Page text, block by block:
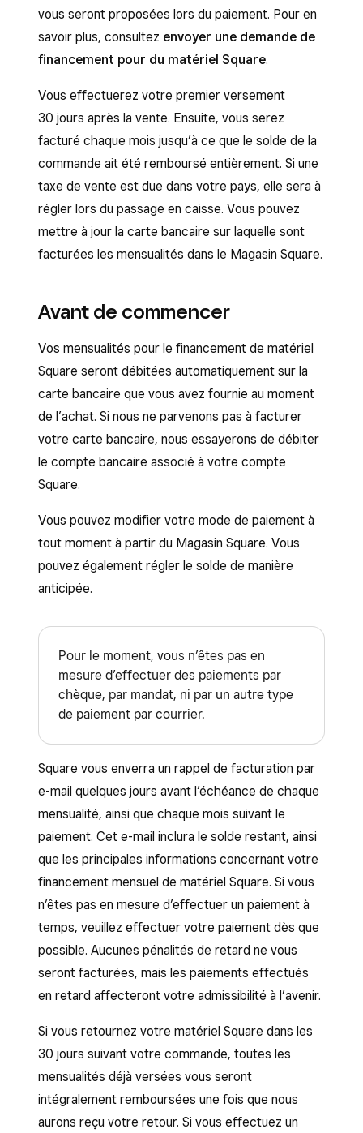
vous seront proposées lors du paiement. Pour en
savoir plus, consultez envoyer une demande de
financement pour du matériel Square.
Vous effectuerez votre premier versement
30 jours après la vente. Ensuite, vous serez
facturé chaque mois jusqu’à ce que le solde de la
commande ait été remboursé entièrement. Si une
taxe de vente est due dans votre pays, elle sera à
régler lors du passage en caisse. Vous pouvez
mettre à jour la carte bancaire sur laquelle sont
facturées les mensualités dans le Magasin Square.
Avant de commencer
Vos mensualités pour le financement de matériel
Square seront débitées automatiquement sur la
carte bancaire que vous avez fournie au moment
de l’achat. Si nous ne parvenons pas à facturer
votre carte bancaire, nous essayerons de débiter
le compte bancaire associé à votre compte
Square.
Vous pouvez modifier votre mode de paiement à
tout moment à partir du Magasin Square. Vous
pouvez également régler le solde de manière
anticipée.
Pour le moment, vous n’êtes pas en
mesure d’effectuer des paiements par
chèque, par mandat, ni par un autre type
de paiement par courrier.
Square vous enverra un rappel de facturation par
e-mail quelques jours avant l’échéance de chaque
mensualité, ainsi que chaque mois suivant le
paiement. Cet e-mail inclura le solde restant, ainsi
que les principales informations concernant votre
financement mensuel de matériel Square. Si vous
n’êtes pas en mesure d’effectuer un paiement à
temps, veuillez effectuer votre paiement dès que
possible. Aucunes pénalités de retard ne vous
seront facturées, mais les paiements effectués
en retard affecteront votre admissibilité à l’avenir.
Si vous retournez votre matériel Square dans les
30 jours suivant votre commande, toutes les
mensualités déjà versées vous seront
intégralement remboursées une fois que nous
aurons reçu votre retour. Si vous effectuez un